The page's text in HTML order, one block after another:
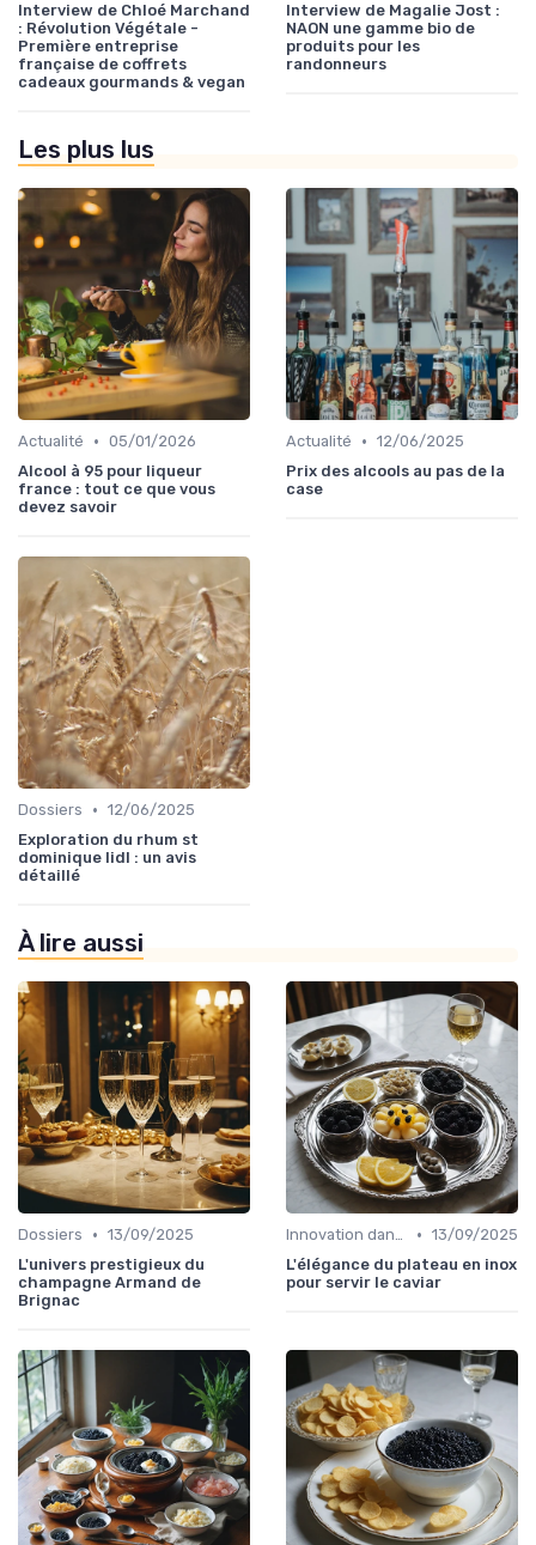
Interview de Chloé Marchand
: Révolution Végétale -
Première entreprise
française de coffrets
cadeaux gourmands & vegan
Interview de Magalie Jost :
NAON une gamme bio de
produits pour les
randonneurs
Les plus lus
Actualité • 05/01/2026
Alcool à 95 pour liqueur
france : tout ce que vous
devez savoir
Actualité • 12/06/2025
Prix des alcools au pas de la
case
Dossiers • 12/06/2025
Exploration du rhum st
dominique lidl : un avis
détaillé
À lire aussi
Dossiers • 13/09/2025
L'univers prestigieux du
champagne Armand de
Brignac
Innovation dans la food • 13/09/2025
L'élégance du plateau en inox
pour servir le caviar